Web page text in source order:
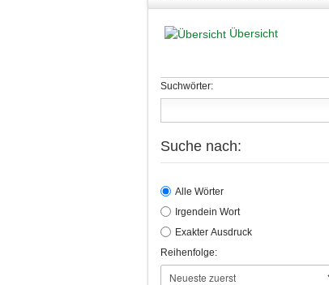
Übersicht
Suchwörter:
Suche nach:
Alle Wörter
Irgendein Wort
Exakter Ausdruck
Reihenfolge: